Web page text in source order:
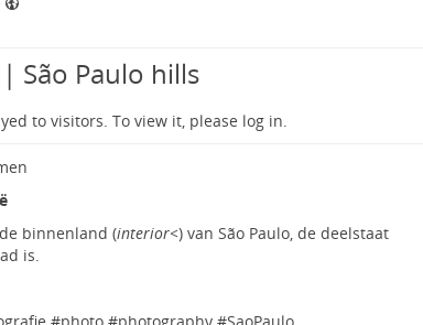
São Paulo hills
to visitors. To view it, please log in.
binnenland (interior<) van São Paulo, de deelstaat
is.